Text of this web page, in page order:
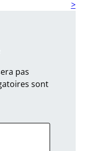
pas
sont